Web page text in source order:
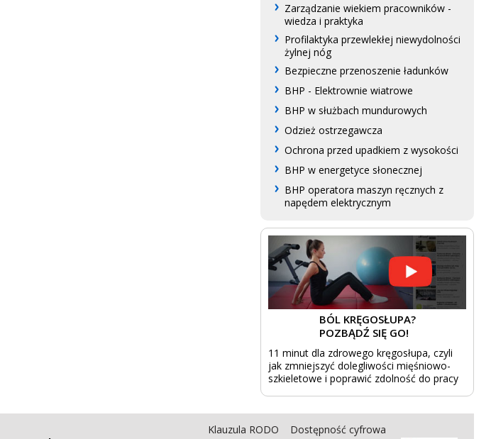
Zarządzanie wiekiem pracowników -
wiedza i praktyka
Profilaktyka przewlekłej niewydolności
żylnej nóg
Bezpieczne przenoszenie ładunków
BHP - Elektrownie wiatrowe
BHP w służbach mundurowych
Odzież ostrzegawcza
Ochrona przed upadkiem z wysokości
BHP w energetyce słonecznej
BHP operatora maszyn ręcznych z
napędem elektrycznym
BÓL KRĘGOSŁUPA?
POZBĄDŹ SIĘ GO!
11 minut dla zdrowego kręgosłupa, czyli
jak zmniejszyć dolegliwości mięśniowo-
szkieletowe i poprawić zdolność do pracy
Klauzula RODO
Dostępność cyfrowa